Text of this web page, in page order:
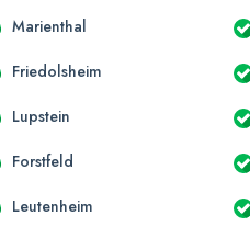
Marienthal
Friedolsheim
Lupstein
Forstfeld
Leutenheim